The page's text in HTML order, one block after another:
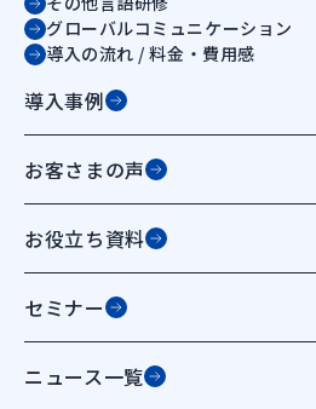
グローバルコミュニケーション
導入の流れ / 料金・費用感
導入事例
お客さまの声
お役立ち資料
セミナー
ニュース一覧